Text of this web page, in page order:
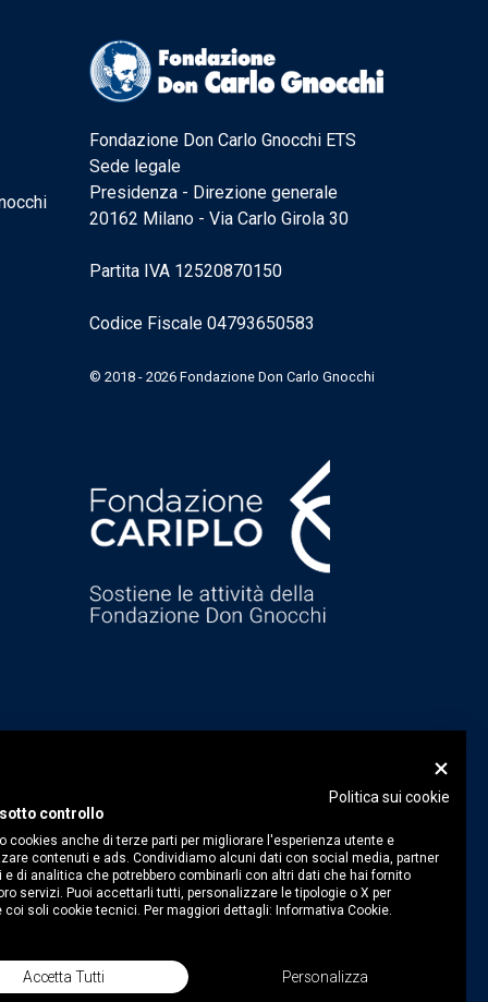
Fondazione Don Carlo Gnocchi ETS
Sede legale
Presidenza - Direzione generale
20162 Milano - Via Carlo Girola 30
Partita IVA 12520870150
Codice Fiscale 04793650583
© 2018 - 2026 Fondazione Don Carlo Gnocchi
Politica sui cookie
controllo
cookies anche di terze parti per migliorare l'esperienza utente e
contenuti e ads. Condividiamo alcuni dati con social media, partner
e di analitica che potrebbero combinarli con altri dati che hai fornito
servizi. Puoi accettarli tutti, personalizzare le tipologie o X per
coi soli cookie tecnici. Per maggiori dettagli: Informativa Cookie.
Accetta Tutti Personalizza